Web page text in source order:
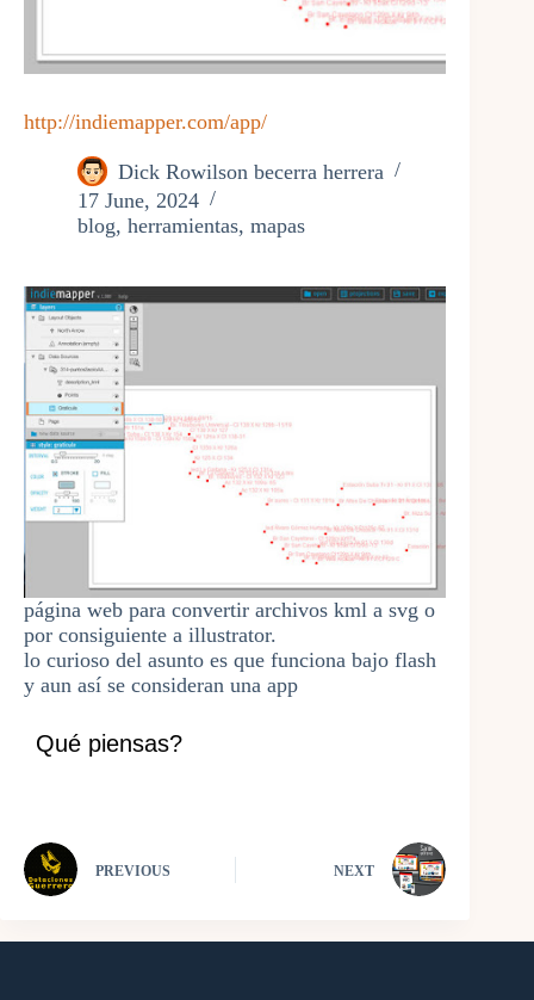
http://indiemapper.com/app/
Dick Rowilson becerra herrera
17 June, 2024
blog, herramientas, mapas
página web para convertir archivos kml a svg o
por consiguiente a illustrator.
lo curioso del asunto es que funciona bajo flash
y aun así se consideran una app
Qué piensas?
PREVIOUS NEXT